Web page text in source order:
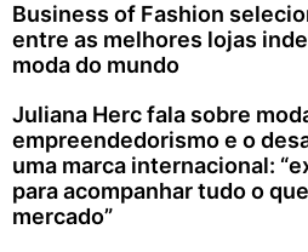
Business of Fashion
entre as melhores lojas
moda do mundo
Juliana Herc fala sobre
empreendedorismo e o
uma marca internacional:
para acompanhar tudo o
mercado”